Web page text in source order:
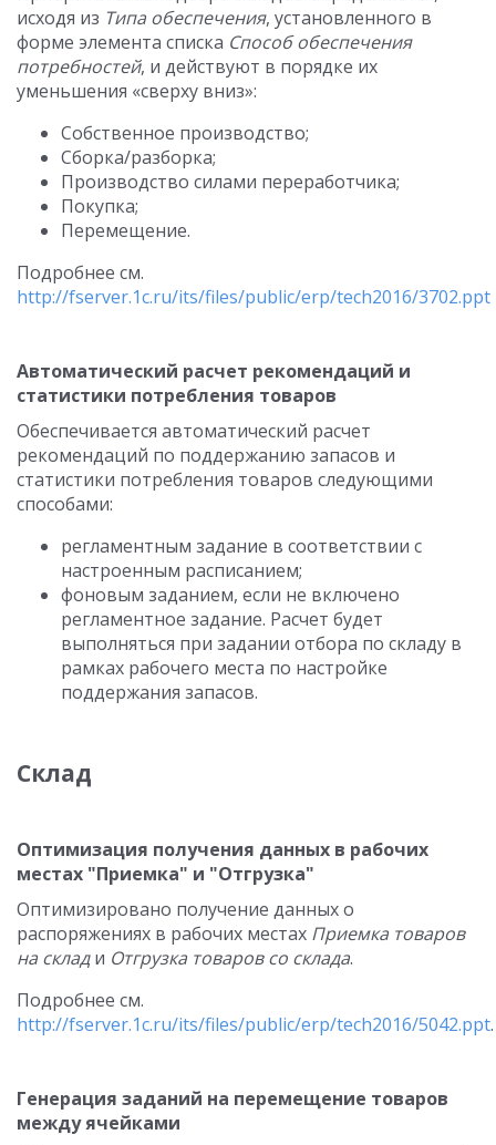
исходя из Типа обеспечения, установленного в
форме элемента списка Способ обеспечения
потребностей, и действуют в порядке их
уменьшения «сверху вниз»:
Собственное производство;
Сборка/разборка;
Производство силами переработчика;
Покупка;
Перемещение.
Подробнее см.
http://fserver.1c.ru/its/files/public/erp/tech2016/3702.ppt
Автоматический расчет рекомендаций и
статистики потребления товаров
Обеспечивается автоматический расчет
рекомендаций по поддержанию запасов и
статистики потребления товаров следующими
способами:
регламентным задание в соответствии с
настроенным расписанием;
фоновым заданием, если не включено
регламентное задание. Расчет будет
выполняться при задании отбора по складу в
рамках рабочего места по настройке
поддержания запасов.
Склад
Оптимизация получения данных в рабочих
местах "Приемка" и "Отгрузка"
Оптимизировано получение данных о
распоряжениях в рабочих местах Приемка товаров
на склади Отгрузка товаров со склада.
Подробнее см.
http://fserver.1c.ru/its/files/public/erp/tech2016/5042.ppt.
Генерация заданий на перемещение товаров
между ячейками